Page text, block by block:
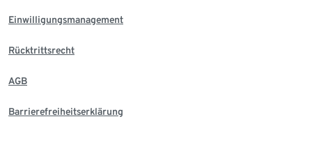
Einwilligungsmanagement
Rücktrittsrecht
AGB
Barrierefreiheitserklärung